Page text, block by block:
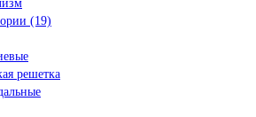
(19)
решетка